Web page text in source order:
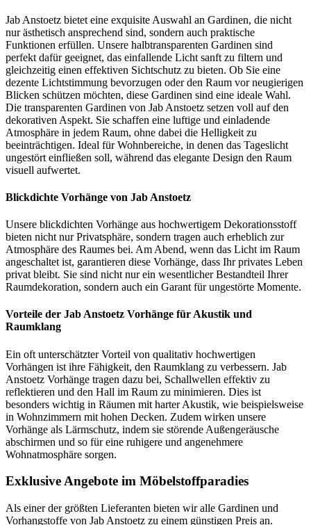
Jab Anstoetz bietet eine exquisite Auswahl an Gardinen, die nicht
nur ästhetisch ansprechend sind, sondern auch praktische
Funktionen erfüllen. Unsere halbtransparenten Gardinen sind
perfekt dafür geeignet, das einfallende Licht sanft zu filtern und
gleichzeitig einen effektiven Sichtschutz zu bieten. Ob Sie eine
dezente Lichtstimmung bevorzugen oder den Raum vor neugierigen
Blicken schützen möchten, diese Gardinen sind eine ideale Wahl.
Die transparenten Gardinen von Jab Anstoetz setzen voll auf den
dekorativen Aspekt. Sie schaffen eine luftige und einladende
Atmosphäre in jedem Raum, ohne dabei die Helligkeit zu
beeinträchtigen. Ideal für Wohnbereiche, in denen das Tageslicht
ungestört einfließen soll, während das elegante Design den Raum
visuell aufwertet.
Blickdichte Vorhänge von Jab Anstoetz
Unsere blickdichten Vorhänge aus hochwertigem Dekorationsstoff
bieten nicht nur Privatsphäre, sondern tragen auch erheblich zur
Atmosphäre des Raumes bei. Am Abend, wenn das Licht im Raum
angeschaltet ist, garantieren diese Vorhänge, dass Ihr privates Leben
privat bleibt. Sie sind nicht nur ein wesentlicher Bestandteil Ihrer
Raumdekoration, sondern auch ein Garant für ungestörte Momente.
Vorteile der Jab Anstoetz Vorhänge für Akustik und
Raumklang
Ein oft unterschätzter Vorteil von qualitativ hochwertigen
Vorhängen ist ihre Fähigkeit, den Raumklang zu verbessern. Jab
Anstoetz Vorhänge tragen dazu bei, Schallwellen effektiv zu
reflektieren und den Hall im Raum zu minimieren. Dies ist
besonders wichtig in Räumen mit harter Akustik, wie beispielsweise
in Wohnzimmern mit hohen Decken. Zudem wirken unsere
Vorhänge als Lärmschutz, indem sie störende Außengeräusche
abschirmen und so für eine ruhigere und angenehmere
Wohnatmosphäre sorgen.
Exklusive Angebote im Möbelstoffparadies
Als einer der größten Lieferanten bieten wir alle Gardinen und
Vorhangstoffe von Jab Anstoetz zu einem günstigen Preis an.